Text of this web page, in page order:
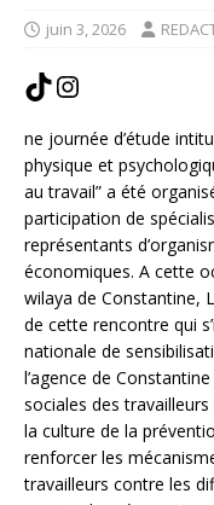
juin 3, 2026
ne journée d’étude
physique et
au travail” a été
participation de
représentants
économiques. A cette
wilaya de Constantine,
de cette rencontre qui
nationale de
l’agence de
sociales des travailleurs
la culture de la
renforcer les
travailleurs contre les